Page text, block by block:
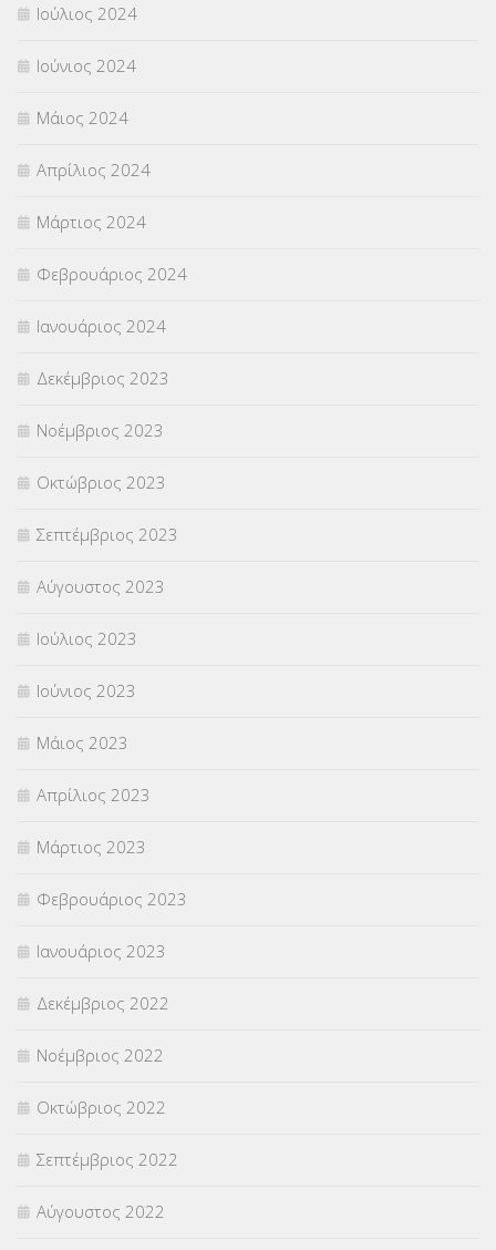
Ιούλιος 2024
Ιούνιος 2024
Μάιος 2024
Απρίλιος 2024
Μάρτιος 2024
Φεβρουάριος 2024
Ιανουάριος 2024
Δεκέμβριος 2023
Νοέμβριος 2023
Οκτώβριος 2023
Σεπτέμβριος 2023
Αύγουστος 2023
Ιούλιος 2023
Ιούνιος 2023
Μάιος 2023
Απρίλιος 2023
Μάρτιος 2023
Φεβρουάριος 2023
Ιανουάριος 2023
Δεκέμβριος 2022
Νοέμβριος 2022
Οκτώβριος 2022
Σεπτέμβριος 2022
Αύγουστος 2022